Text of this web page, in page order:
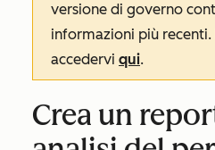
versione di governo
informazioni più recenti.
accedervi qui.
Crea un